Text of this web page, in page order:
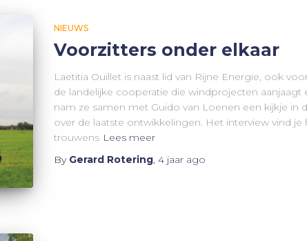
NIEUWS
Voorzitters onder elkaar
Laetitia Ouillet is naast lid van Rijne Energie, ook
de landelijke cooperatie die windprojecten
nam ze samen met Guido van Loenen een kijkje in
over de laatste ontwikkelingen. Het interview vind je
trouwens Lees meer
By Gerard Rotering, 4 jaarago